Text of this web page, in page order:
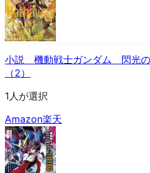
小説 機動戦士ガンダム 閃光
（2）
1人が選択
Amazon楽天